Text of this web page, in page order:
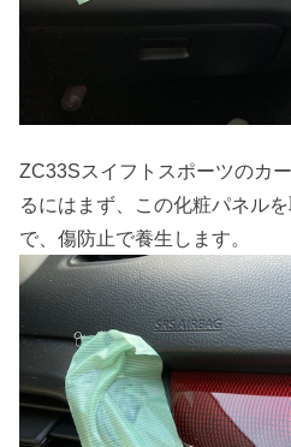
ZC33Sスイフトスポーツのカ
るにはまず、この化粧パネル
で、傷防止で養生します。